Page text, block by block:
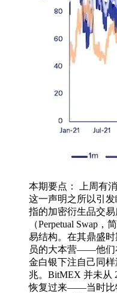
本期要点： 上周有
这一声明之所以引
指的加密衍生品交
（Perpetual Swap
易结构。在其鼎盛
员的大本营——他们
金白银下注自己同
兆。BitMEX 并未从
恢复过来——当时比